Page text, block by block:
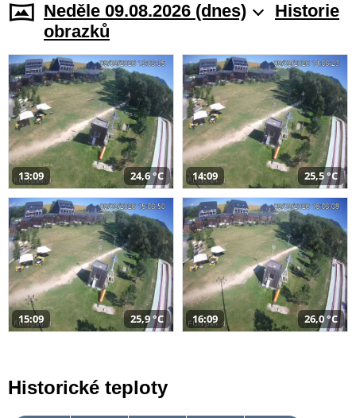
Neděle 09.08.2026 (dnes)
Historie
obrazků
13:09 24,6 °C 14:09 25,5 °C
15:09 25,9 °C 16:09 26,0 °C
Historické teploty